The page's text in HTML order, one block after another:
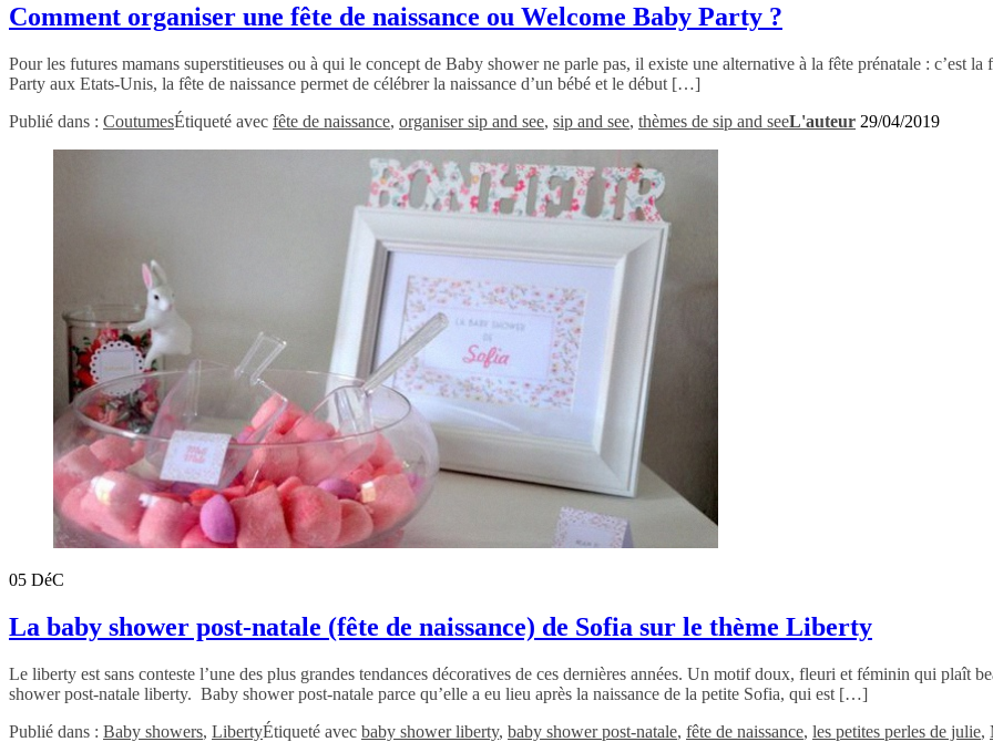
Comment organiser une fête de naissance ou Welcome Baby Party ?
Pour les futures mamans superstitieuses ou à qui le concept de Baby shower ne parle pas, il existe une alternative à la fête prénatale : c’est
Party aux Etats-Unis, la fête de naissance permet de célébrer la naissance d’un bébé et le début […]
Publié dans : CoutumesÉtiqueté avec fête de naissance, organiser sip and see, sip and see, thèmes de sip and seeL'auteur 29/04/2019
05 DéC
La baby shower post-natale (fête de naissance) de Sofia sur le thème Liberty
Le liberty est sans conteste l’une des plus grandes tendances décoratives de ces dernières années. Un motif doux, fleuri et féminin qui plaît
shower post-natale liberty. Baby shower post-natale parce qu’elle a eu lieu après la naissance de la petite Sofia, qui est […]
Publié dans : Baby showers, LibertyÉtiqueté avec baby shower liberty, baby shower post-natale, fête de naissance, les petites perles de julie,